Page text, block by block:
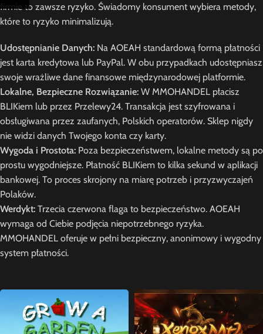
firmie to zawsze ryzyko. Świadomy konsument wybiera metody,
które to ryzyko minimalizują.
Udostępnianie Danych: Na AOEAH standardową formą płatności
jest karta kredytowa lub PayPal. W obu przypadkach udostępniasz
swoje wrażliwe dane finansowe międzynarodowej platformie.
Lokalne, Bezpieczne Rozwiązanie: W MMOHANDEL płacisz
BLIKiem lub przez Przelewy24. Transakcja jest szyfrowana i
obsługiwana przez zaufanych, Polskich operatorów. Sklep nigdy
nie widzi danych Twojego konta czy karty.
Wygoda i Prostota: Poza bezpieczeństwem, lokalne metody są po
prostu wygodniejsze. Płatność BLIKiem to kilka sekund w aplikacji
bankowej. To proces skrojony na miarę potrzeb i przyzwyczajeń
Polaków.
Werdykt: Trzecia czerwona flaga to bezpieczeństwo. AOEAH
wymaga od Ciebie podjęcia niepotrzebnego ryzyka.
MMOHANDEL oferuje w pełni bezpieczny, anonimowy i wygodny
system płatności.